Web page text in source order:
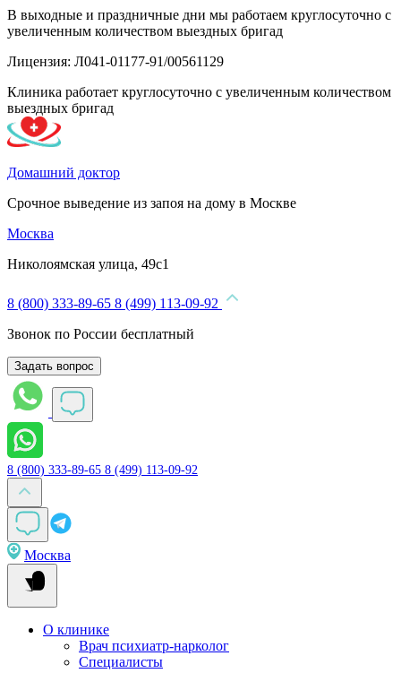
В выходные и праздничные дни мы работаем круглосуточно с
увеличенным количеством выездных бригад
Лицензия: Л041-01177-91/00561129
Клиника работает круглосуточно с увеличенным количеством
выездных бригад
Домашний доктор
Срочное выведение из запоя на дому в Москве
Москва
Николоямская улица, 49с1
8 (800) 333-89-65 8 (499) 113-09-92
Звонок по России бесплатный
Задать вопрос
8 (800) 333-89-65 8 (499) 113-09-92
Москва
О клинике
Врач психиатр-нарколог
Специалисты